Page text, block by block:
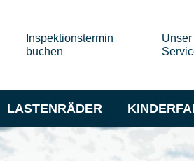
Inspektionstermin
buchen
Unser
LASTENRÄDER